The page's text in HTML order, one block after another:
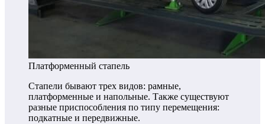
Платформенный стапель
Стапели бывают трех видов: рамные,
платформенные и напольные. Также существуют
разные приспособления по типу перемещения:
подкатные и передвижные.